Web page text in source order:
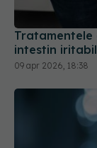
Tratamentele
intestin iritabil
09 apr 2026, 18:38